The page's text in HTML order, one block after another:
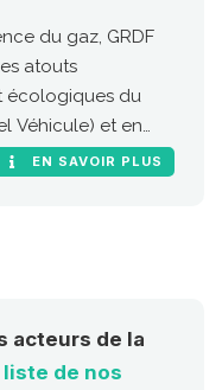
du gaz, GRDF
atouts
écologiques du
Véhicule) et en
100 %
EN SAVOIR PLUS
acteurs de la
liste de nos